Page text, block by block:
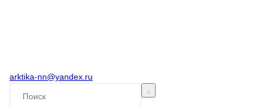
arktika-nn@yandex.ru